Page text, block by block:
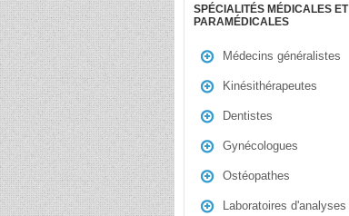
SPÉCIALITÉS MÉDICALES ET
PARAMÉDICALES
Médecins généralistes
Kinésithérapeutes
Dentistes
Gynécologues
Ostéopathes
Laboratoires d'analyses